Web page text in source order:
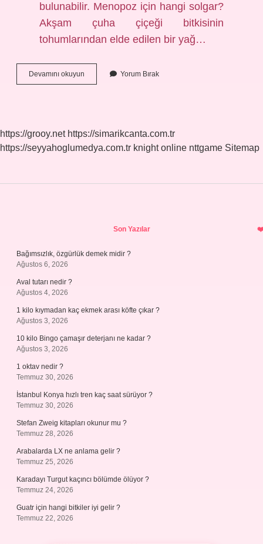
bulunabilir. Menopoz için hangi solgar?
Akşam çuha çiçeği bitkisinin
tohumlarından elde edilen bir yağ…
Devamını okuyun
Çuha
Işe
Yarar
Yorum Bırak
https://grooy.net https://simarikcanta.com.tr
https://seyyahoglumedya.com.tr knight online nttgame Sitemap
Son Yazılar
Bağımsızlık, özgürlük demek midir ?
Ağustos 6, 2026
Aval tutarı nedir ?
Ağustos 4, 2026
1 kilo kıymadan kaç ekmek arası köfte çıkar ?
Ağustos 3, 2026
10 kilo Bingo çamaşır deterjanı ne kadar ?
Ağustos 3, 2026
1 oktav nedir ?
Temmuz 30, 2026
İstanbul Konya hızlı tren kaç saat sürüyor ?
Temmuz 30, 2026
Stefan Zweig kitapları okunur mu ?
Temmuz 28, 2026
Arabalarda LX ne anlama gelir ?
Temmuz 25, 2026
Karadayı Turgut kaçıncı bölümde ölüyor ?
Temmuz 24, 2026
Guatr için hangi bitkiler iyi gelir ?
Temmuz 22, 2026